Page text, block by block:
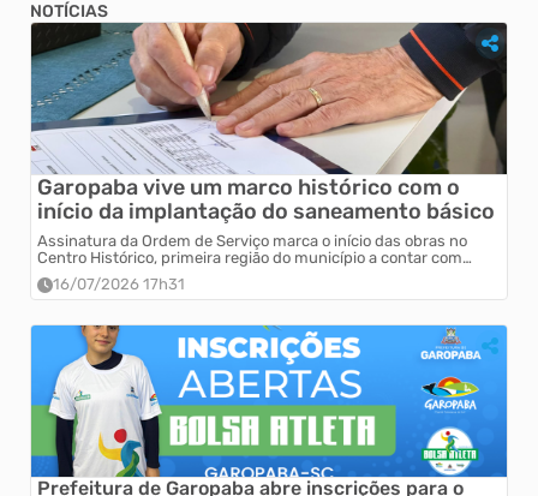
NOTÍCIAS
Garopaba vive um marco histórico com o
início da implantação do saneamento básico
Assinatura da Ordem de Serviço marca o início das obras no
Centro Histórico, primeira região do município a contar com
tratamento de esgoto.
16/07/2026 17h31
Prefeitura de Garopaba abre inscrições para o